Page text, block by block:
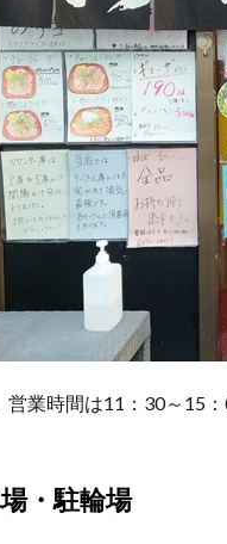
営業時間は11：30～15
・駐輪場